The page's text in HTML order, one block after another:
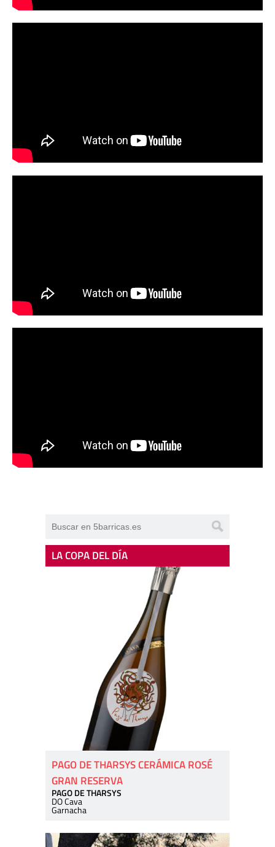
LA COPA DEL DÍA
PAGO DE THARSYS CERÁMICA ROSÉ
GRAN RESERVA
PAGO DE THARSYS
DO Cava
Garnacha